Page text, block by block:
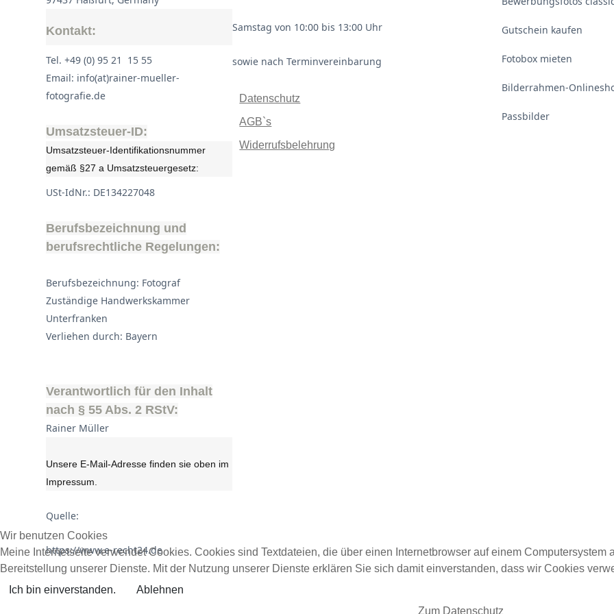
Kontakt:
Tel. +49 (0) 95 21 15 55
Email: info(at)rainer-mueller-
fotografie.de
Umsatzsteuer-ID:
Umsatzsteuer-Identifikationsnummer
gemäß §27 a Umsatzsteuergesetz:
USt-IdNr.: DE134227048
Berufsbezeichnung und
berufsrechtliche Regelungen:
Berufsbezeichnung: Fotograf
Zuständige Handwerkskammer
Unterfranken
Verliehen durch: Bayern
Verantwortlich für den Inhalt
nach § 55 Abs. 2 RStV:
Rainer Müller
Unsere E-Mail-Adresse finden sie oben im
Impressum.
Quelle:
https://www.e-recht24.de
Samstag von 10:00 bis 13:00 Uhr
sowie nach Terminvereinbarung
Datenschutz
AGB`s
Widerrufsbelehrung
Gutschein kaufen
Fotobox mieten
Bilderrahmen-
Passbilder
Wir benutzen Cookies
Meine Internetseite verwendet Cookies. Cookies sind Textdateien, die über einen Internetbrowser auf einem
Bereitstellung unserer Dienste. Mit der Nutzung unserer Dienste erklären Sie sich damit einverstanden, dass wir Cookies
Ich bin einverstanden.
Ablehnen
Zum Datenschutz